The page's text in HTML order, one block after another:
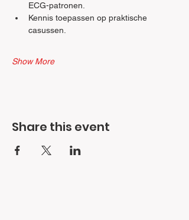
ECG-patronen.
Kennis toepassen op praktische
casussen.
Show More
Share this event